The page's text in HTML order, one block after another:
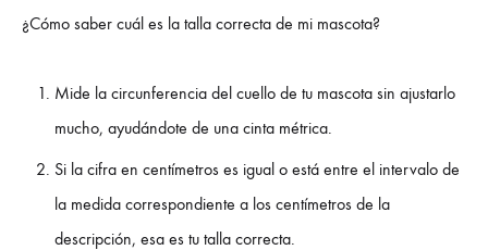
¿Cómo saber cuál es la talla correcta de mi mascota?
Mide la circunferencia del cuello de tu mascota sin ajustarlo
mucho, ayudándote de una cinta métrica.
Si la cifra en centímetros es igual o está entre el intervalo de
la medida correspondiente a los centímetros de la
descripción, esa es tu talla correcta.